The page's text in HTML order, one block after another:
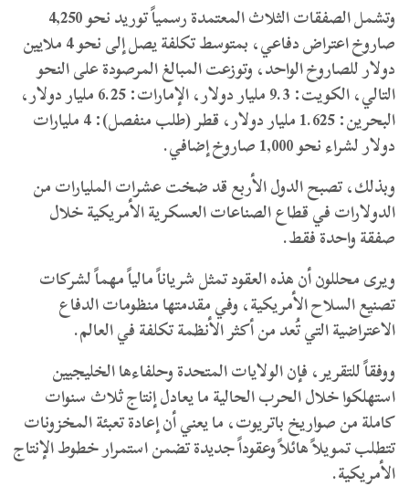
وتشمل الصفقات الثلاث المعتمدة رسمياً توريد نحو 4,250
صاروخ اعتراض دفاعي، بمتوسط تكلفة يصل إلى نحو 4 ملايين
دولار للصاروخ الواحد، وتوزعت المبالغ المرصودة على النحو
التالي، الكويت: 9.3 مليار دولار، الإمارات: 6.25 مليار دولار،
البحرين: 1.625 مليار دولار، قطر (طلب منفصل): 4 مليارات
دولار لشراء نحو 1,000 صاروخ إضافي.
وبذلك، تصبح الدول الأربع قد ضخت عشرات المليارات من
الدولارات في قطاع الصناعات العسكرية الأمريكية خلال
صفقة واحدة فقط.
ويرى محللون أن هذه العقود تمثل شرياناً مالياً مهماً لشركات
تصنيع السلاح الأمريكية، وفي مقدمتها منظومات الدفاع
الاعتراضية التي تُعد من أكثر الأنظمة تكلفة في العالم.
ووفقاً للتقرير، فإن الولايات المتحدة وحلفاءها الخليجيين
استهلكوا خلال الحرب الحالية ما يعادل إنتاج ثلاث سنوات
كاملة من صواريخ باتريوت، ما يعني أن إعادة تعبئة المخزونات
تتطلب تمويلاً هائلاً وعقوداً جديدة تضمن استمرار خطوط الإنتاج
الأمريكية.